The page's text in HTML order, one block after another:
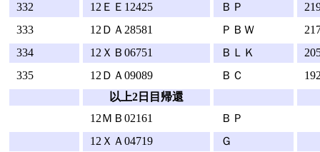
332
12ＥＥ12425 ＢＰ
333
12ＤＡ28581 ＰＢＷ
334
12ＸＢ06751 ＢＬＫ
335
12ＤＡ09089 ＢＣ
以上2日目帰還
12ＭＢ02161
ＢＰ
12ＸＡ04719
Ｇ